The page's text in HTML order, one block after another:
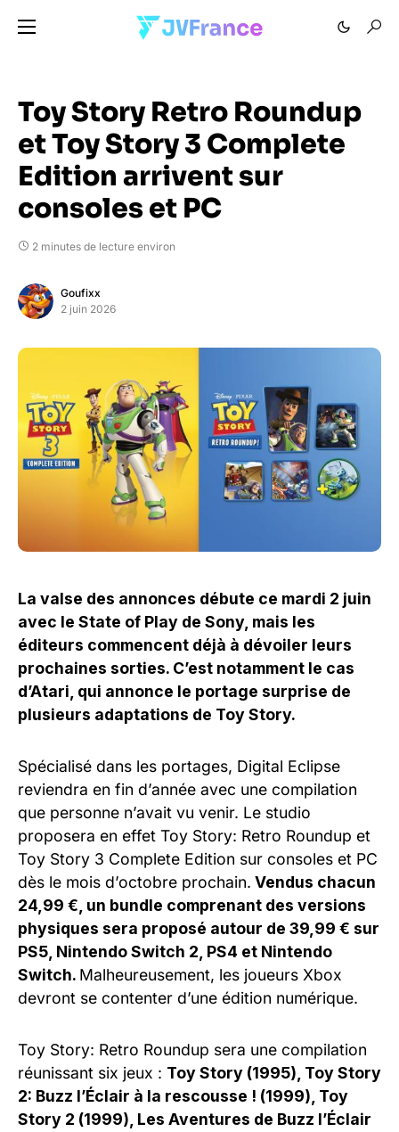
Toy Story Retro Roundup
et Toy Story 3 Complete
Edition arrivent sur
consoles et PC
2 minutes de lecture environ
Goufixx
2 juin 2026
La valse des annonces débute ce mardi 2 juin
avec le State of Play de Sony, mais les
éditeurs commencent déjà à dévoiler leurs
prochaines sorties. C’est notamment le cas
d’Atari, qui annonce le portage surprise de
plusieurs adaptations de Toy Story.
Spécialisé dans les portages, Digital Eclipse
reviendra en fin d’année avec une compilation
que personne n’avait vu venir. Le studio
proposera en effet Toy Story: Retro Roundup et
Toy Story 3 Complete Edition sur consoles et PC
dès le mois d’octobre prochain. Vendus chacun
24,99 €, un bundle comprenant des versions
physiques sera proposé autour de 39,99 € sur
PS5, Nintendo Switch 2, PS4 et Nintendo
Switch. Malheureusement, les joueurs Xbox
devront se contenter d’une édition numérique.
Toy Story: Retro Roundup sera une compilation
réunissant six jeux : Toy Story (1995), Toy Story
2: Buzz l’Éclair à la rescousse ! (1999), Toy
Story 2 (1999), Les Aventures de Buzz l’Éclair